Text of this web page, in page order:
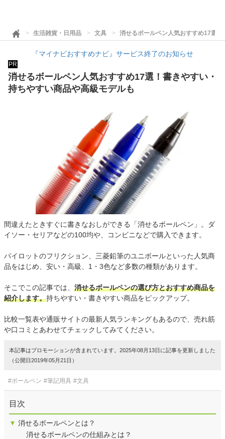
生活雑貨・日用品 文具 消せるボールペン人気おすすめ17選
『マイナビおすすめナビ』サービス終了のお知らせ
PR
消せるボールペン人気おすすめ17選！書きやすい・
持ちやすい商品や高級モデルも
間違えたときすぐに書きなおしができる「消せるボールペン」。ダ
イソー・セリアなどの100均や、コンビニなどで購入できます。
パイロットのフリクション、三菱鉛筆のユニボールといった人気商
品をはじめ、安い・高級、1・3色など多数の種類があります。
そこでこの記事では、 消せるボールペンの選び方とおすすめ商品を
紹介します。持ちやすい・書きやすい商品をピックアップ。
比較一覧表や通販サイトの最新人気ランキングもあるので、売れ筋
や口コミとあわせてチェックしてみてください。
本記事はプロモーションが含まれています。2025年08月13日に記事を更新しました
（公開日2019年05月21日）
#ボールペン #筆記用具 #文具
目次
▼ 消せるボールペンとは？
消せるボールペンの仕組みとは？